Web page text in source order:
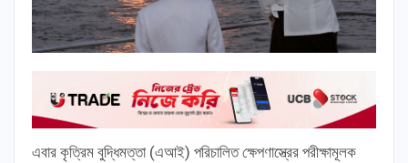
এবার কৃত্রিম বুদ্ধিমত্তা (এআই) পরিচালিত ক্ষেপণাস্ত্রের পরীক্ষামূলক